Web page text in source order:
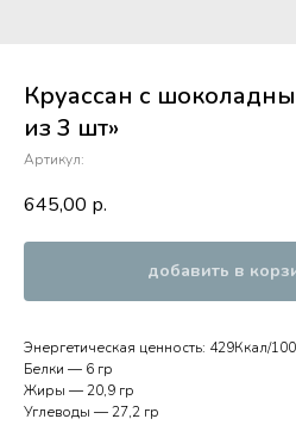
Круассан с
из 3 шт»
Артикул:
645,00 р.
добавить в
Энергетическая ценность: 429Ккал/
Белки — 6 гр
Жиры — 20,9 гр
Углеводы — 27,2 гр